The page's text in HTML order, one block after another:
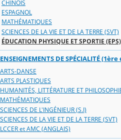
CHINOIS
ESPAGNOL
MATHÉMATIQUES
SCIENCES DE LA VIE ET DE LA TERRE (SVT)
ÉDUCATION PHYSIQUE ET SPORTIE (EPS)
ENSEIGNEMENTS DE SPÉCIALITÉ
ARTS-DANSE
ARTS PLASTIQUES
HUMANITÉS, LITTÉRATURE ET
MATHÉMATIQUES
SCIENCES DE L'INGÉNIEUR (S.I)
SCIENCES DE LA VIE ET DE LA TERRE (SVT)
LCCER et AMC (ANGLAIS)